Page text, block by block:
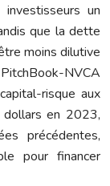
investisseurs un
que la dette
moins dilutive
NVCA
risque aux
en 2023,
précédentes,
pour financer